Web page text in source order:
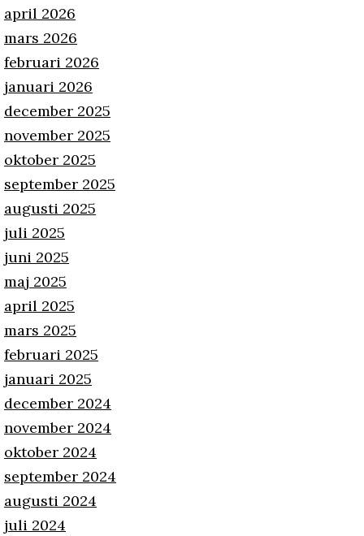
april 2026
mars 2026
februari 2026
januari 2026
december 2025
november 2025
oktober 2025
september 2025
augusti 2025
juli 2025
juni 2025
maj 2025
april 2025
mars 2025
februari 2025
januari 2025
december 2024
november 2024
oktober 2024
september 2024
augusti 2024
juli 2024